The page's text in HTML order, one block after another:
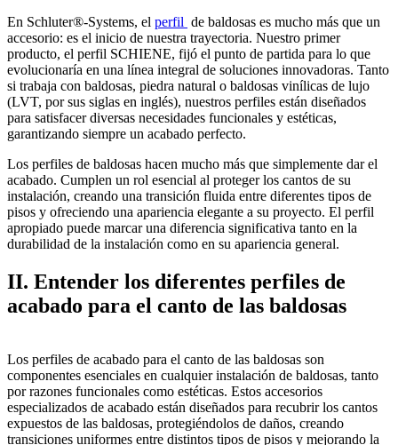
En Schluter®-Systems, el perfil de baldosas es mucho más que un
accesorio: es el inicio de nuestra trayectoria. Nuestro primer
producto, el perfil SCHIENE, fijó el punto de partida para lo que
evolucionaría en una línea integral de soluciones innovadoras. Tanto
si trabaja con baldosas, piedra natural o baldosas vinílicas de lujo
(LVT, por sus siglas en inglés), nuestros perfiles están diseñados
para satisfacer diversas necesidades funcionales y estéticas,
garantizando siempre un acabado perfecto.
Los perfiles de baldosas hacen mucho más que simplemente dar el
acabado. Cumplen un rol esencial al proteger los cantos de su
instalación, creando una transición fluida entre diferentes tipos de
pisos y ofreciendo una apariencia elegante a su proyecto. El perfil
apropiado puede marcar una diferencia significativa tanto en la
durabilidad de la instalación como en su apariencia general.
II. Entender los diferentes perfiles de
acabado para el canto de las baldosas
Los perfiles de acabado para el canto de las baldosas son
componentes esenciales en cualquier instalación de baldosas, tanto
por razones funcionales como estéticas. Estos accesorios
especializados de acabado están diseñados para recubrir los cantos
expuestos de las baldosas, protegiéndolos de daños, creando
transiciones uniformes entre distintos tipos de pisos y mejorando la